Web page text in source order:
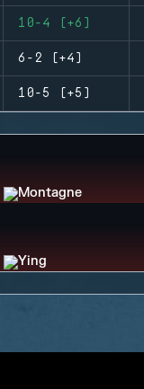
10-4 (+6)
6-2 (+4)
10-5 (+5)